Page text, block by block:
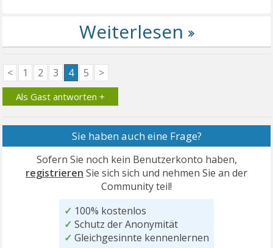
< 1 2 3 4 5 >
Als Gast antworten +
Sie haben auch eine Frage?
Sofern Sie noch kein Benutzerkonto haben,
registrieren Sie sich sich und nehmen Sie an der
Community teil!
✓ 100% kostenlos
✓ Schutz der Anonymität
✓ Gleichgesinnte kennenlernen